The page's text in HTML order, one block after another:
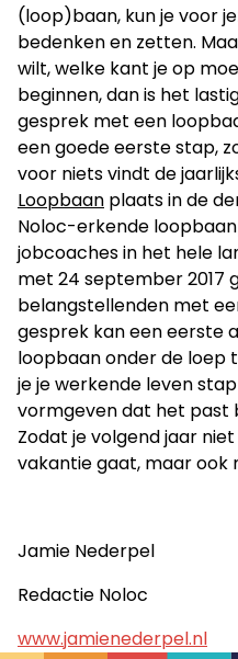
(loop)baan, kun je voor
bedenken en zetten.
wilt, welke kant je op
beginnen, dan is het
gesprek met een
een goede eerste stap,
voor niets vindt de
Loopbaan plaats in de
Noloc-erkende
jobcoaches in het hele
met 24 september 2017
belangstellenden met
gesprek kan een eerste
loopbaan onder de loep
je je werkende leven
vormgeven dat het past
Zodat je volgend jaar
vakantie gaat, maar
Jamie Nederpel
Redactie Noloc
www.jamienederpel.nl